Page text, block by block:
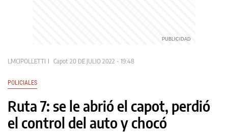
LMCIPOLLETTI Capot 20 DE JULIO 2022 - 19:48
POLICIALES
Ruta 7: se le abrió el capot, perdió
el control del auto y chocó